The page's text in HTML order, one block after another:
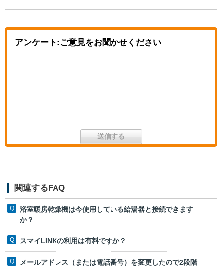
アンケート:ご意見をお聞かせください
関連するFAQ
浴室暖房乾燥機は今使用している給湯器と接続できます
か？
スマイLINKの利用は有料ですか？
メールアドレス（または電話番号）を変更したので2段階